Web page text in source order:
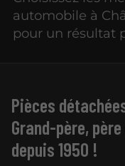
automobile à
pour un résultat
Pièces
Grand-père,
depuis 1950 !